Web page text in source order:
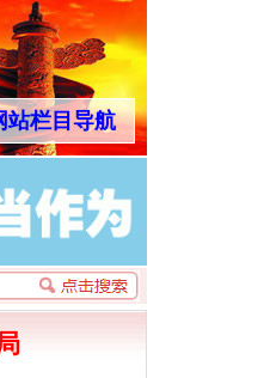
站栏目导航